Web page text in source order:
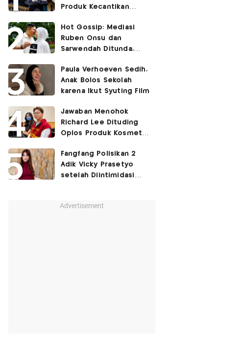
Produk Kecantikan
ke Ani-Ani
Hot Gossip: Mediasi
Ruben Onsu dan
Sarwendah Ditunda,
Ketiga
Paula Verhoeven Sedih,
Anak Bolos Sekolah
karena Ikut Syuting Film
Jawaban Menohok
Richard Lee Dituding
Oplos Produk Kosmetik
Fangfang Polisikan 2
Adik Vicky Prasetyo
setelah Diintimidasi
Advertisement